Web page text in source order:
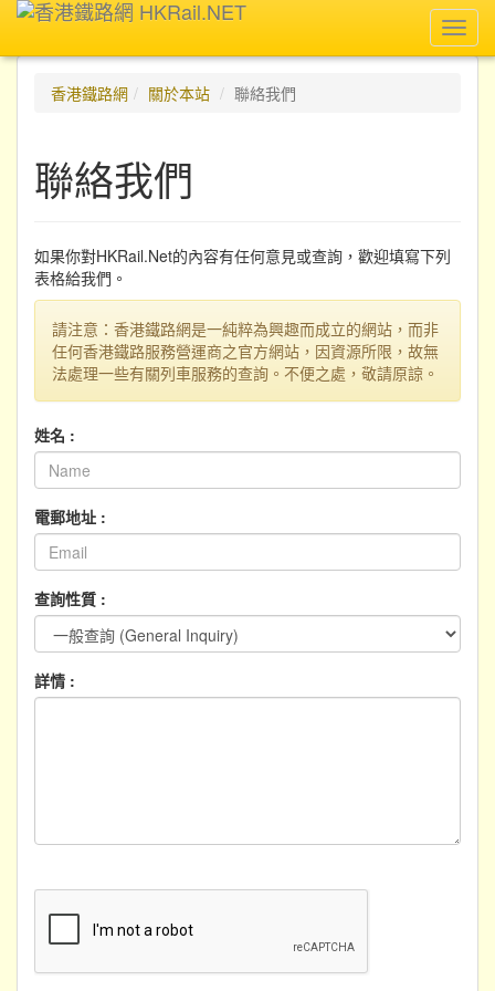
香港鐵路網
關於本站 聯絡我們
聯絡我們
如果你對HKRail.Net的內容有任何意見或查詢，歡迎填寫下列
表格給我們。
請注意：香港鐵路網是一純粹為興趣而成立的網站，而非
任何香港鐵路服務營運商之官方網站，因資源所限，故無
法處理一些有關列車服務的查詢。不便之處，敬請原諒。
姓名 :
電郵地址 :
查詢性質 :
詳情 :